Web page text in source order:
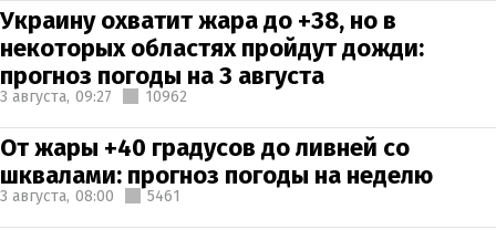
Украину охватит жара до +38, но в
некоторых областях пройдут дожди:
прогноз погоды на 3 августа
3 августа, 09:27 10962
От жары +40 градусов до ливней со
шквалами: прогноз погоды на неделю
3 августа, 08:00 5461